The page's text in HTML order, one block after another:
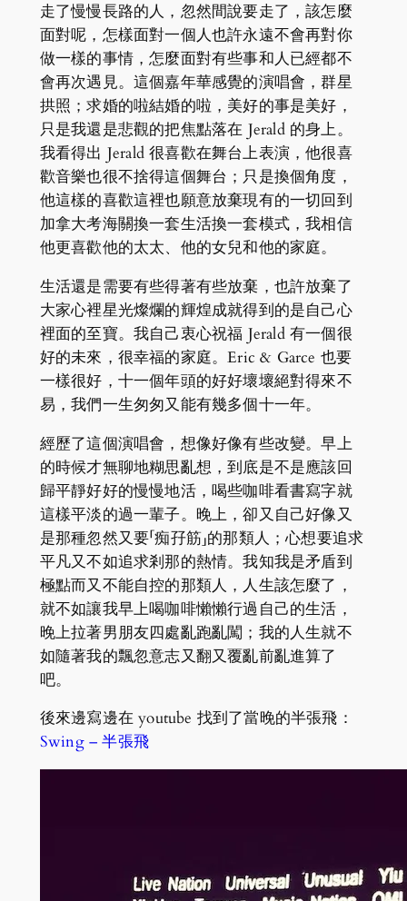
走了慢慢長路的人，忽然間說要走了，該怎麼
面對呢，怎樣面對一個人也許永遠不會再對你
做一樣的事情，怎麼面對有些事和人已經都不
會再次遇見。這個嘉年華感覺的演唱會，群星
拱照；求婚的啦結婚的啦，美好的事是美好，
只是我還是悲觀的把焦點落在 Jerald 的身上。
我看得出 Jerald 很喜歡在舞台上表演，他很喜
歡音樂也很不捨得這個舞台；只是換個角度，
他這樣的喜歡這裡也願意放棄現有的一切回到
加拿大考海關換一套生活換一套模式，我相信
他更喜歡他的太太、他的女兒和他的家庭。
生活還是需要有些得著有些放棄，也許放棄了
大家心裡星光燦爛的輝煌成就得到的是自己心
裡面的至寶。我自己衷心祝福 Jerald 有一個很
好的未來，很幸福的家庭。Eric & Garce 也要
一樣很好，十一個年頭的好好壞壞絕對得來不
易，我們一生匆匆又能有幾多個十一年。
經歷了這個演唱會，想像好像有些改變。早上
的時候才無聊地糊思亂想，到底是不是應該回
歸平靜好好的慢慢地活，喝些咖啡看書寫字就
這樣平淡的過一輩子。晚上，卻又自己好像又
是那種忽然又要「痴孖筋」的那類人；心想要追求
平凡又不如追求剎那的熱情。我知我是矛盾到
極點而又不能自控的那類人，人生該怎麼了，
就不如讓我早上喝咖啡懶懶行過自己的生活，
晚上拉著男朋友四處亂跑亂闖；我的人生就不
如隨著我的飄忽意志又翻又覆亂前亂進算了
吧。
後來邊寫邊在 youtube 找到了當晚的半張飛：
Swing – 半張飛